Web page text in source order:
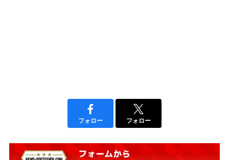
フォロー フォロー